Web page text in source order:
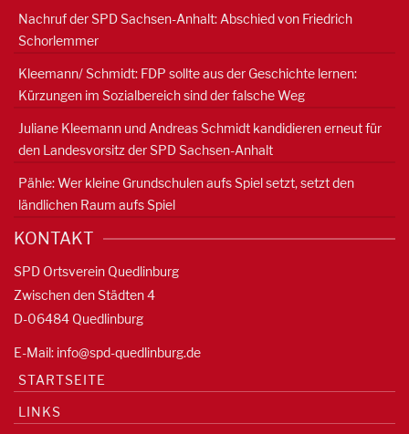
Nachruf der SPD Sachsen-Anhalt: Abschied von Friedrich
Schorlemmer
Kleemann/ Schmidt: FDP sollte aus der Geschichte lernen:
Kürzungen im Sozialbereich sind der falsche Weg
Juliane Kleemann und Andreas Schmidt kandidieren erneut für
den Landesvorsitz der SPD Sachsen-Anhalt
Pähle: Wer kleine Grundschulen aufs Spiel setzt, setzt den
ländlichen Raum aufs Spiel
KONTAKT
SPD Ortsverein Quedlinburg
Zwischen den Städten 4
D-06484 Quedlinburg
E-Mail: info@spd-quedlinburg.de
STARTSEITE
LINKS